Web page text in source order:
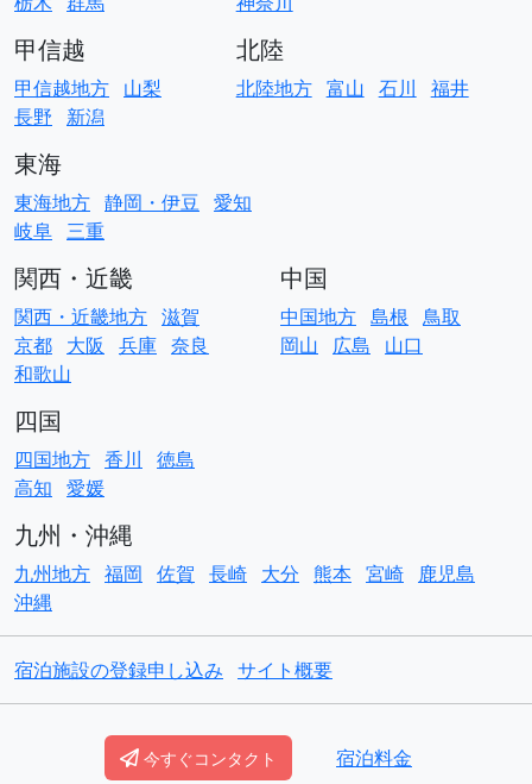
今すぐコンタクト 宿泊料金
甲信越
甲信越地方 山梨
長野
新潟
北陸
北陸地方 富山 石川 福井
東海
東海地方 静岡・伊豆 愛知
岐阜 三重
関西・近畿
関西・近畿地方 滋賀
京都 大阪 兵庫 奈良
和歌山
中国
中国地方 島根 鳥取
岡山
広島 山口
四国
四国地方 香川
徳島
高知 愛媛
九州・沖縄
九州地方 福岡 佐賀 長崎 大分 熊本 宮崎
鹿児島
沖縄
宿泊施設の登録申し込み サイト概要
© CopyrightACO貸別荘コテージ